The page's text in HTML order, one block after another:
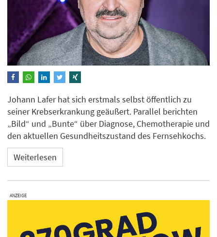
Johann Lafer hat sich erstmals selbst öffentlich zu
seiner Krebserkrankung geäußert. Parallel berichten
„Bild“ und „Bunte“ über Diagnose, Chemotherapie und
den aktuellen Gesundheitszustand des Fernsehkochs.
Weiterlesen
ANZEIGE